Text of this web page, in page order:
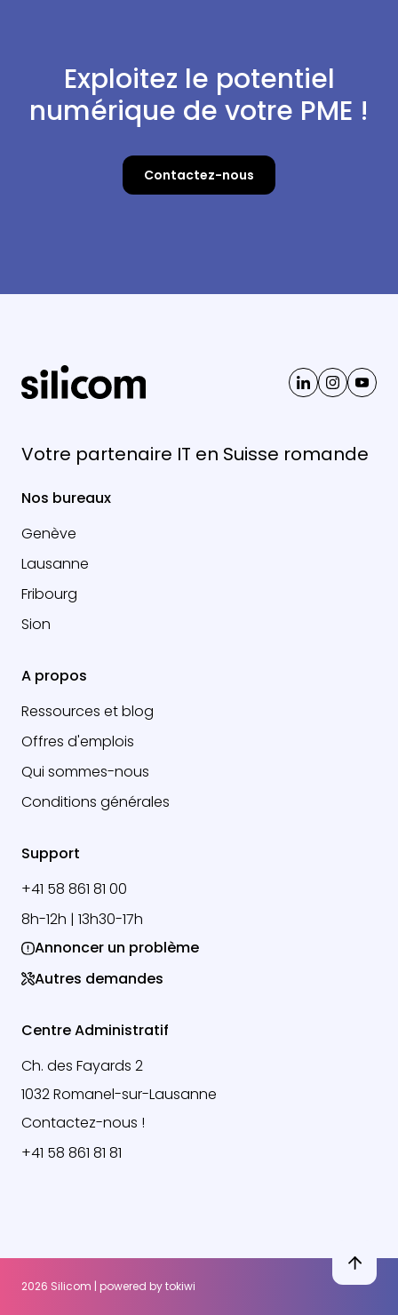
Exploitez le potentiel
numérique de votre PME !
Contactez-nous
Votre partenaire IT en Suisse romande
Nos bureaux
Genève
Lausanne
Fribourg
Sion
A propos
Ressources et blog
Offres d'emplois
Qui sommes-nous
Conditions générales
Support
+41 58 861 81 00
8h-12h | 13h30-17h
Annoncer un problème
Autres demandes
Centre Administratif
Ch. des Fayards 2
1032 Romanel-sur-Lausanne
Contactez-nous !
+41 58 861 81 81
2026 Silicom | powered bytokiwi